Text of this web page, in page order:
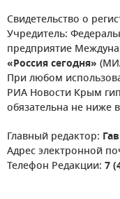
Свидетельство о
Учредитель:
предприятие
«Россия сегодня»
При любом
РИА Новости Крым
обязательна не ниже
Главный редактор:
Адрес электронной
Телефон Редакции: 7